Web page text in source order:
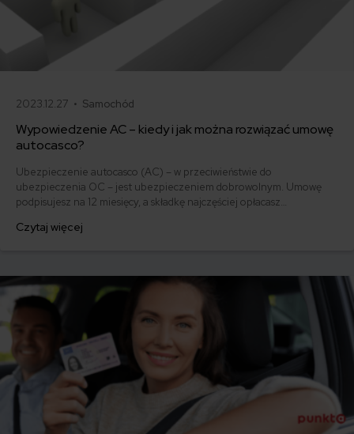
2023.12.27 • Samochód
Wypowiedzenie AC – kiedy i jak można rozwiązać umowę
autocasco?
Ubezpieczenie autocasco (AC) – w przeciwieństwie do
ubezpieczenia OC – jest ubezpieczeniem dobrowolnym. Umowę
podpisujesz na 12 miesięcy, a składkę najczęściej opłacasz
ofertę lub zdecydowałeś się sprzedać samochód w trakcie trwania
Czytaj więcej